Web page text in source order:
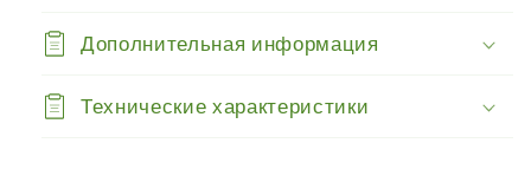
Дополнительная информация
Технические характеристики